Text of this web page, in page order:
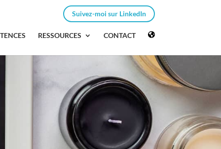
Suivez-moi sur LinkedIn
RESSOURCES CONTACT